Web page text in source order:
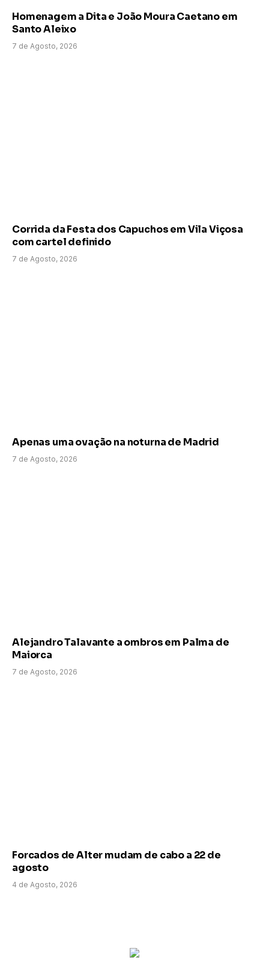
Homenagem a Dita e João Moura Caetano em
Santo Aleixo
7 de Agosto, 2026
Corrida da Festa dos Capuchos em Vila Viçosa
com cartel definido
7 de Agosto, 2026
Apenas uma ovação na noturna de Madrid
7 de Agosto, 2026
Alejandro Talavante a ombros em Palma de
Maiorca
7 de Agosto, 2026
Forcados de Alter mudam de cabo a 22 de
agosto
4 de Agosto, 2026